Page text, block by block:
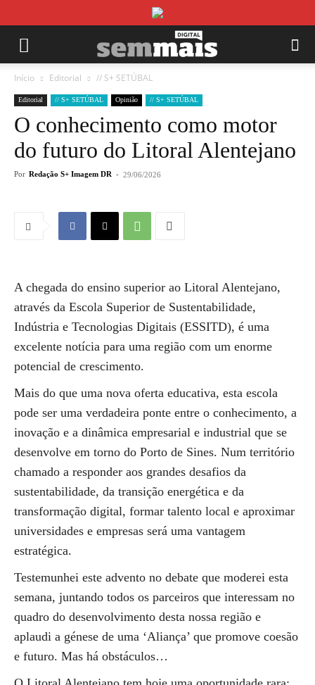
Início Editorial // S+ SETÚBAL
Editorial // S+ SETÚBAL Opinião // S+ SETÚBAL
O conhecimento como motor
do futuro do Litoral Alentejano
Por Redação S+ Imagem DR - 29/06/2026
A chegada do ensino superior ao Litoral Alentejano,
através da Escola Superior de Sustentabilidade,
Indústria e Tecnologias Digitais (ESSITD), é uma
excelente notícia para uma região com um enorme
potencial de crescimento.
Mais do que uma nova oferta educativa, esta escola
pode ser uma verdadeira ponte entre o conhecimento, a
inovação e a dinâmica empresarial e industrial que se
desenvolve em torno do Porto de Sines. Num território
chamado a responder aos grandes desafios da
sustentabilidade, da transição energética e da
transformação digital, formar talento local e aproximar
universidades e empresas será uma vantagem
estratégica.
Testemunhei este advento no debate que moderei esta
semana, juntando todos os parceiros que interessam no
quadro do desenvolvimento desta nossa região e
aplaudi a génese de uma ‘Aliança’ que promove coesão
e futuro. Mas há obstáculos…